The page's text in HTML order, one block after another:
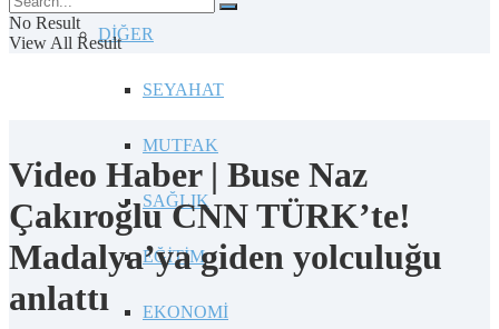
DİĞER
SEYAHAT
MUTFAK
SAĞLIK
EĞİTİM
EKONOMİ
No Result
View All Result
Video Haber | Buse Naz
Çakıroğlu CNN TÜRK’te!
Madalya’ya giden yolculuğu
anlattı